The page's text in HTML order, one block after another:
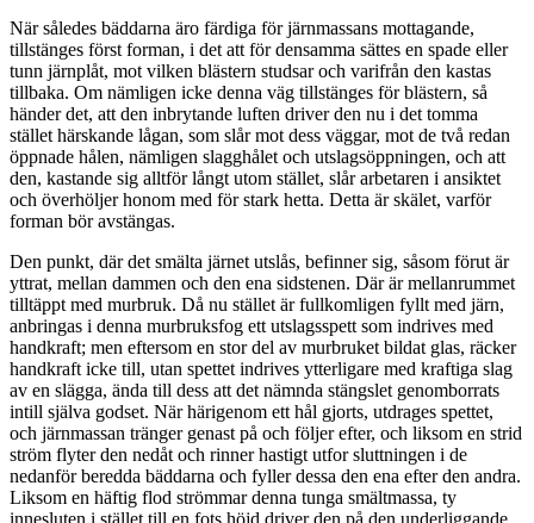
När således bäddarna äro färdiga för järnmassans mottagande,
tillstänges först forman, i det att för densamma sättes en spade eller
tunn järnplåt, mot vilken blästern studsar och varifrån den kastas
tillbaka. Om nämligen icke denna väg tillstänges för blästern, så
händer det, att den inbrytande luften driver den nu i det tomma
stället härskande lågan, som slår mot dess väggar, mot de två redan
öppnade hålen, nämligen slagghålet och utslagsöppningen, och att
den, kastande sig alltför långt utom stället, slår arbetaren i ansiktet
och överhöljer honom med för stark hetta. Detta är skälet, varför
forman bör avstängas.
Den punkt, där det smälta järnet utslås, befinner sig, såsom förut är
yttrat, mellan dammen och den ena sidstenen. Där är mellanrummet
tilltäppt med murbruk. Då nu stället är fullkomligen fyllt med järn,
anbringas i denna murbruksfog ett utslagsspett som indrives med
handkraft; men eftersom en stor del av murbruket bildat glas, räcker
handkraft icke till, utan spettet indrives ytterligare med kraftiga slag
av en slägga, ända till dess att det nämnda stängslet genomborrats
intill själva godset. När härigenom ett hål gjorts, utdrages spettet,
och järnmassan tränger genast på och följer efter, och liksom en strid
ström flyter den nedåt och rinner hastigt utfor sluttningen i de
nedanför beredda bäddarna och fyller dessa den ena efter den andra.
Liksom en häftig flod strömmar denna tunga smältmassa, ty